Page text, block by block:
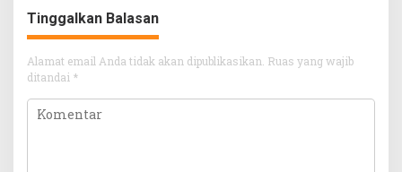
Tinggalkan Balasan
Alamat email Anda tidak akan dipublikasikan. Ruas yang wajib
ditandai *